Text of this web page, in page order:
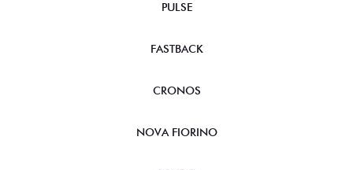
PULSE
FASTBACK
CRONOS
NOVA FIORINO